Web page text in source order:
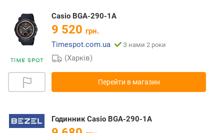
Casio BGA-290-1A
9 520 грн.
Timespot.com.ua
З нами 2 роки
(Харків)
Перейти в магазин
Годинник Casio BGA-290-1A